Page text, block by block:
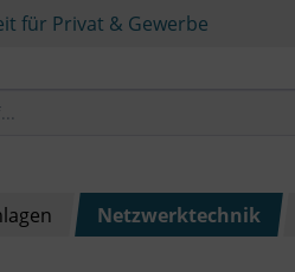
für Privat & Gewerbe
Netzwerktechnik